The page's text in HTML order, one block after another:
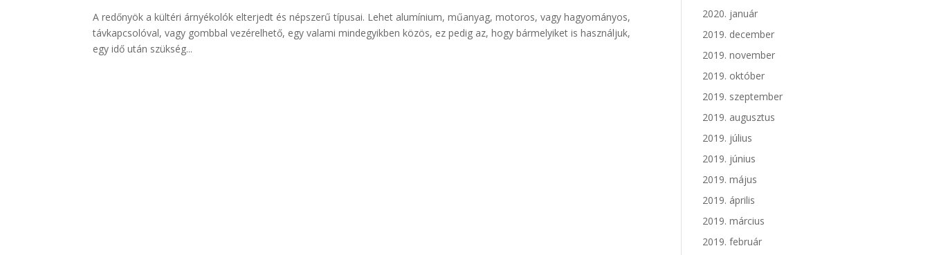
A redőnyök a kültéri árnyékolók elterjedt és népszerű típusai. Lehet alumínium, műanyag, motoros, vagy hagyományos,
távkapcsolóval, vagy gombbal vezérelhető, egy valami mindegyikben közös, ez pedig az, hogy bármelyiket is használjuk,
egy idő után szükség...
2020. január
2019. december
2019. november
2019. október
2019. szeptember
2019. augusztus
2019. július
2019. június
2019. május
2019. április
2019. március
2019. február